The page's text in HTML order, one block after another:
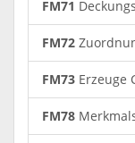
FM71
FM72
FM73 Erzeuge
FM78